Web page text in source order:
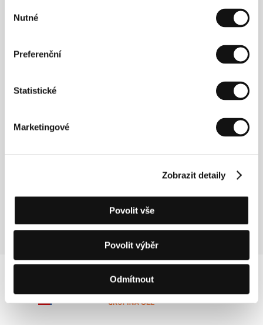
souhlasu
Nutné
Preferenční
Statistické
Marketingové
Zobrazit detaily
Povolit vše
Povolit výběr
Odmítnout
Velká Británie, USA, 2004, 93 min
Vosa
(Wasp)
Režie: Michael Baig Clifford / Velká Británie, 2002, 10 min